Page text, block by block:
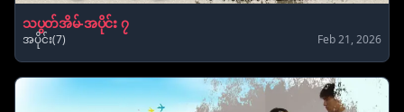
သပွတ်အိမ်-အပိုင်း ၇
အပိုင်း(7) Feb 21, 2026